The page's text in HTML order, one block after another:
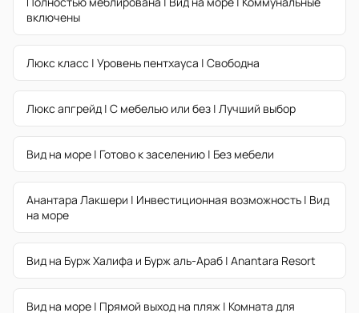
включены
Люкс класс | Уровень пентхауса | Свободна
Люкс апгрейд | С мебелью или без | Лучший выбор
Вид на море | Готово к заселению | Без мебели
Анантара Лакшери | Инвестиционная возможность | Вид
на море
Вид на Бурж Халифа и Бурж аль-Араб | Anantara Resort
Вид на море | Прямой выход на пляж | Комната для